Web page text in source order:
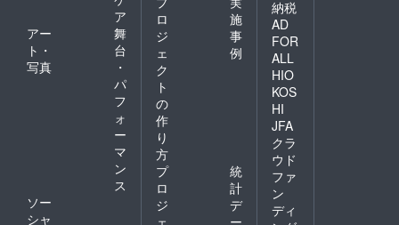
ア
アー
ト・
写真
舞
台
・
パ
フ
ォ
ー
マ
ン
ス
ソー
シャ
ロ
ジ
ェ
ク
ト
の
作
り
方
施
事
例
プ
ロ
ジ
統
計
デ
納税
AD
FOR
ALL
HIO
KOS
HI
JFA
クラ
ウド
ファ
ン
ディ